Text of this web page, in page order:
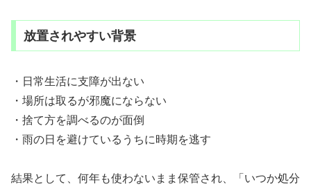
放置されやすい背景
・日常生活に支障が出ない
・場所は取るが邪魔にならない
・捨て方を調べるのが面倒
・雨の日を避けているうちに時期を逃す
結果として、何年も使わないまま保管され、「いつか処分